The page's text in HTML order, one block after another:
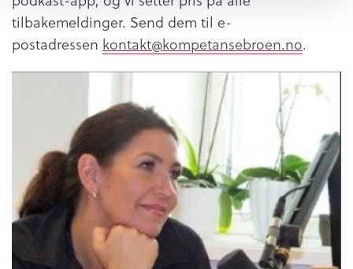
tilbakemeldinger. Send dem til e-
postadressen kontakt@kompetansebroen.no.